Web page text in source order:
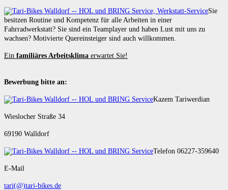
Sie
besitzen Routine und Kompetenz für alle Arbeiten in einer
Fahrradwerkstatt? Sie sind ein Teamplayer und haben Lust mit uns zu
wachsen? Motivierte Quereinsteiger sind auch willkommen.
Ein familiäres Arbeitsklima erwartet Sie!
Bewerbung bitte an:
Kazem Tariwerdian
Wieslocher Straße 34
69190 Walldorf
Telefon 06227-359640
E-Mail
tari(@)tari-bikes.de